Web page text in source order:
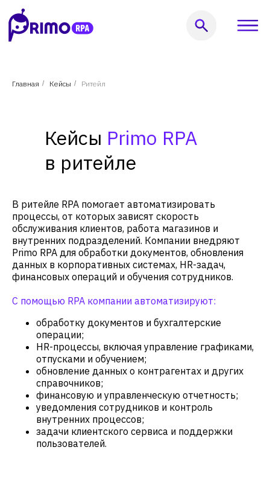
УслугиРешенияКейсыПользователямКомпания
Главная / Кейсы / Ритейл
Кейсы Primo RPA
в ритейле
В ритейле RPA помогает автоматизировать
процессы, от которых зависят скорость
обслуживания клиентов, работа магазинов и
внутренних подразделений. Компании внедряют
Primo RPA для обработки документов, обновления
данных в корпоративных системах, HR-задач,
финансовых операций и обучения сотрудников.
С помощью RPA компании автоматизируют:
обработку документов и бухгалтерские
операции;
HR-процессы, включая управление графиками,
отпусками и обучением;
обновление данных о контрагентах и других
справочников;
финансовую и управленческую отчетность;
уведомления сотрудников и контроль
внутренних процессов;
задачи клиентского сервиса и поддержки
пользователей.